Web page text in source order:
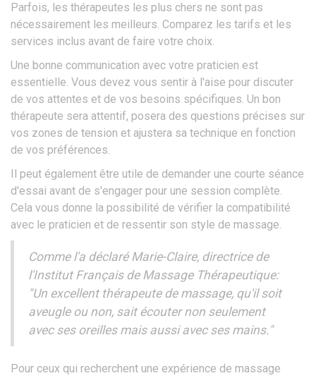
Parfois, les thérapeutes les plus chers ne sont pas
nécessairement les meilleurs. Comparez les tarifs et les
services inclus avant de faire votre choix.
Une bonne communication avec votre praticien est
essentielle. Vous devez vous sentir à l'aise pour discuter
de vos attentes et de vos besoins spécifiques. Un bon
thérapeute sera attentif, posera des questions précises sur
vos zones de tension et ajustera sa technique en fonction
de vos préférences.
Il peut également être utile de demander une courte séance
d'essai avant de s'engager pour une session complète.
Cela vous donne la possibilité de vérifier la compatibilité
avec le praticien et de ressentir son style de massage.
Comme l'a déclaré Marie-Claire, directrice de
l'Institut Français de Massage Thérapeutique:
"Un excellent thérapeute de massage, qu'il soit
aveugle ou non, sait écouter non seulement
avec ses oreilles mais aussi avec ses mains."
Pour ceux qui recherchent une expérience de massage